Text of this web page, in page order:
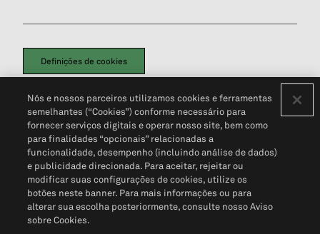
Definições de cookies
Política de PrivacidadePortal de privacidade do cliente (em inglês)
Não Venda Minhas Informações Pessoais© 2026 S&P Global
Nós e nossos parceiros utilizamos cookies e ferramentas
semelhantes (“Cookies”) conforme necessário para
fornecer serviços digitais e operar nosso site, bem como
para finalidades “opcionais” relacionadas a
funcionalidade, desempenho (incluindo análise de dados)
e publicidade direcionada. Para aceitar, rejeitar ou
modificar suas configurações de cookies, utilize os
botões neste banner. Para mais informações ou para
alterar sua escolha posteriormente, consulte nosso Aviso
sobre Cookies.